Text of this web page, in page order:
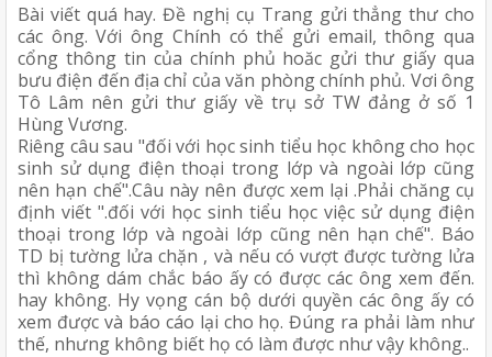
Bài viết quá hay. Đề nghị cụ Trang gửi thẳng thư cho
các ông. Với ông Chính có thể gửi email, thông qua
cổng thông tin của chính phủ hoăc gửi thư giấy qua
bưu điện đến địa chỉ của văn phòng chính phủ. Vơi ông
Tô Lâm nên gửi thư giấy về trụ sở TW đảng ở số 1
Hùng Vương.
Riêng câu sau "đối với học sinh tiểu học không cho học
sinh sử dụng điện thoại trong lớp và ngoài lớp cũng
nên hạn chế".Câu này nên được xem lại .Phải chăng cụ
định viết ".đối với học sinh tiểu học việc sử dụng điện
thoại trong lớp và ngoài lớp cũng nên hạn chế". Báo
TD bị tường lửa chặn , và nếu có vượt được tường lửa
thì không dám chắc báo ấy có được các ông xem đến.
hay không. Hy vọng cán bộ dưới quyền các ông ấy có
xem được và báo cáo lại cho họ. Đúng ra phải làm như
thế, nhưng không biết họ có làm được như vậy không..